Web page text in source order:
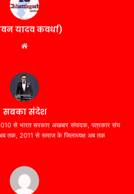
यादव कवर्धा)
सबका संदेश
से भारत सरकार अखबार संपादक, पत्रकार संघ
तक, 2011 से समाज के जिलाध्यक्ष अब तक